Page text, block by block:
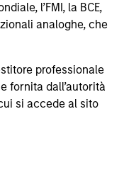
l’FMI, la BCE,
analoghe, che
professionale
fornita dall’autorità
si accede al sito
Investing